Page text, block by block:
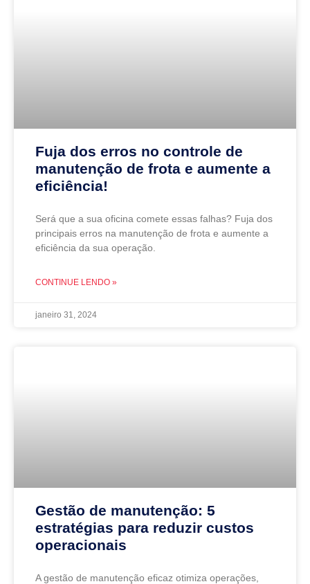
Fuja dos erros no controle de
manutenção de frota e aumente a
eficiência!
Será que a sua oficina comete essas falhas? Fuja dos
principais erros na manutenção de frota e aumente a
eficiência da sua operação.
CONTINUE LENDO »
janeiro 31, 2024
Gestão de manutenção: 5
estratégias para reduzir custos
operacionais
A gestão de manutenção eficaz otimiza operações,